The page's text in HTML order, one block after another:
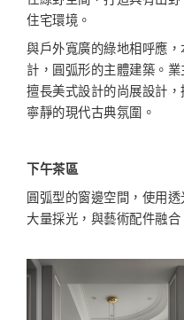
住宅環境。
與戶外寬廣的綠地相呼應
計，圓弧形的主體建築。
擅長美式設計的尚展設計
寧靜的現代古典氛圍。
下午茶區
圓弧型的窗邊空間，使用
大量採光，與藝術配件融